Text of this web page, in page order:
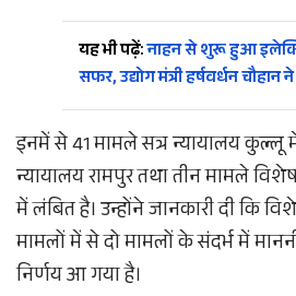
यह भी पढ़ें:नाहन से शुरू हुआ
सफर, उद्योग मंत्री हर्षवर्धन चौहान
इनमें से 41 मामले सत्र न्यायालय कुल्लू
न्यायालय रामपुर तथा तीन मामले
में लंबित है। उन्होंने जानकारी दी कि
मामलों में से दो मामलों के संदर्भ में
निर्णय आ गया है।